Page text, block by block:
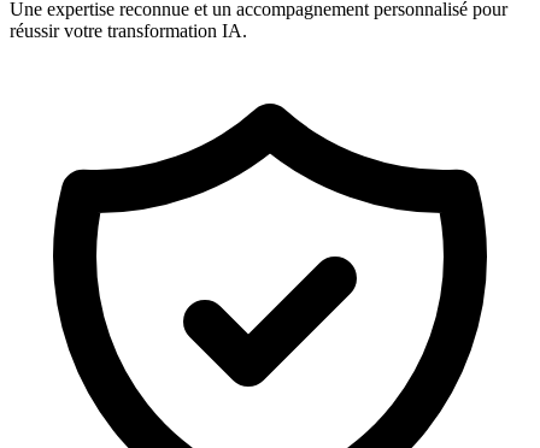
Une expertise reconnue et un accompagnement personnalisé pour
réussir votre transformation IA.